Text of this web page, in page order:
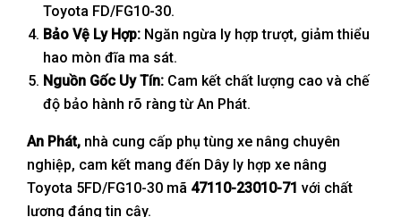
Toyota FD/FG10-30.
Bảo Vệ Ly Hợp: Ngăn ngừa ly hợp trượt, giảm thiểu
hao mòn đĩa ma sát.
Nguồn Gốc Uy Tín: Cam kết chất lượng cao và chế
độ bảo hành rõ ràng từ An Phát.
An Phát, nhà cung cấp phụ tùng xe nâng chuyên
nghiệp, cam kết mang đến Dây ly hợp xe nâng
Toyota 5FD/FG10-30 mã 47110-23010-71 với chất
lượng đáng tin cậy.